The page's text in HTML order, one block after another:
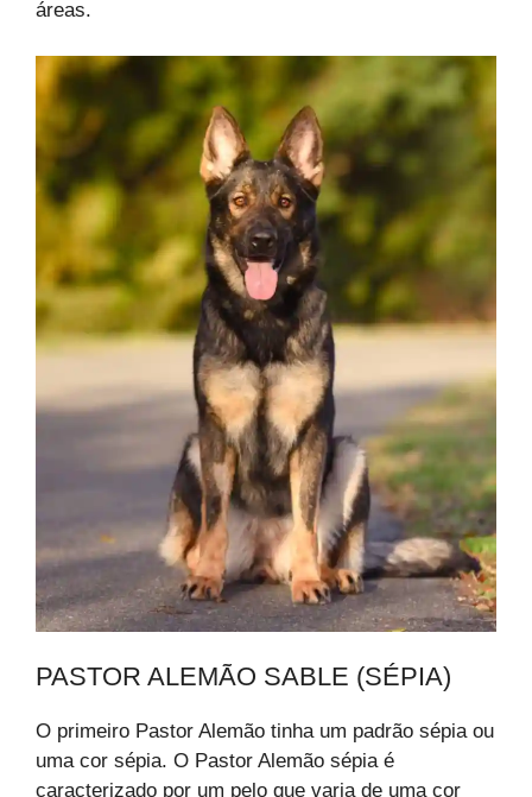
áreas.
PASTOR ALEMÃO SABLE (SÉPIA)
O primeiro Pastor Alemão tinha um padrão sépia ou
uma cor sépia. O Pastor Alemão sépia é
caracterizado por um pelo que varia de uma cor